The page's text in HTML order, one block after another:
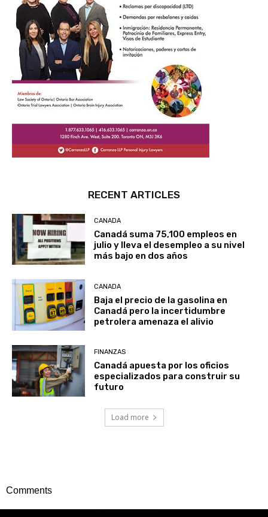
RECENT ARTICLES
CANADA
Canadá suma 75,100 empleos en
julio y lleva el desempleo a su nivel
más bajo en dos años
CANADA
Baja el precio de la gasolina en
Canadá pero la incertidumbre
petrolera amenaza el alivio
FINANZAS
Canadá apuesta por los oficios
especializados para construir su
futuro
Load more
Comments